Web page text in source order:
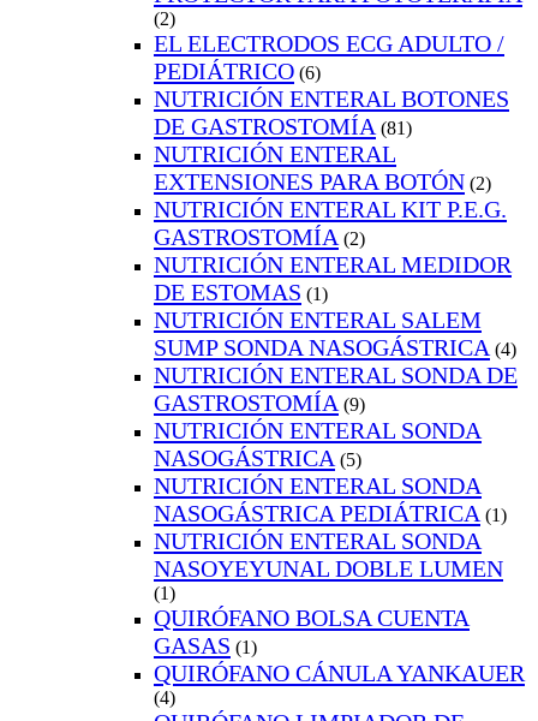
(2)
EL ELECTRODOS ECG ADULTO /
PEDIÁTRICO (6)
NUTRICIÓN ENTERAL BOTONES
DE GASTROSTOMÍA (81)
NUTRICIÓN ENTERAL
EXTENSIONES PARA BOTÓN (2)
NUTRICIÓN ENTERAL KIT P.E.G.
GASTROSTOMÍA (2)
NUTRICIÓN ENTERAL MEDIDOR
DE ESTOMAS (1)
NUTRICIÓN ENTERAL SALEM
SUMP SONDA NASOGÁSTRICA (4)
NUTRICIÓN ENTERAL SONDA DE
GASTROSTOMÍA (9)
NUTRICIÓN ENTERAL SONDA
NASOGÁSTRICA (5)
NUTRICIÓN ENTERAL SONDA
NASOGÁSTRICA PEDIÁTRICA (1)
NUTRICIÓN ENTERAL SONDA
NASOYEYUNAL DOBLE LUMEN
(1)
QUIRÓFANO BOLSA CUENTA
GASAS (1)
QUIRÓFANO CÁNULA YANKAUER
(4)